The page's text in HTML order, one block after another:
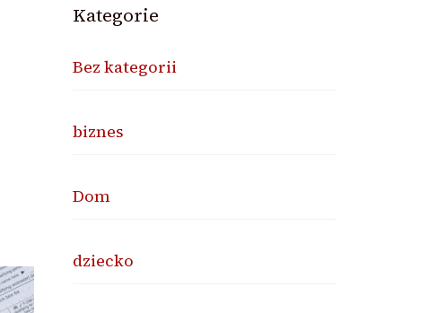
Kategorie
Bez kategorii
biznes
Dom
dziecko